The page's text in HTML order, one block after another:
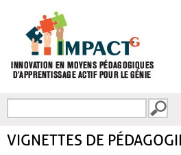
FORMULAIRE DE
VIGNETTES DE